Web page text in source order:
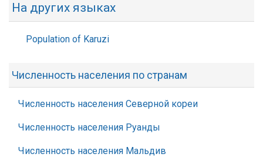
На других языках
Population of Karuzi
Численность населения по странам
Численность населения Северной кореи
Численность населения Руанды
Численность населения Мальдив